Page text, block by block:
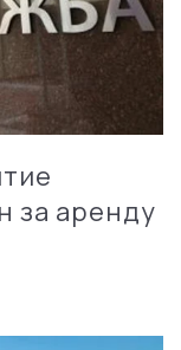
за аренду